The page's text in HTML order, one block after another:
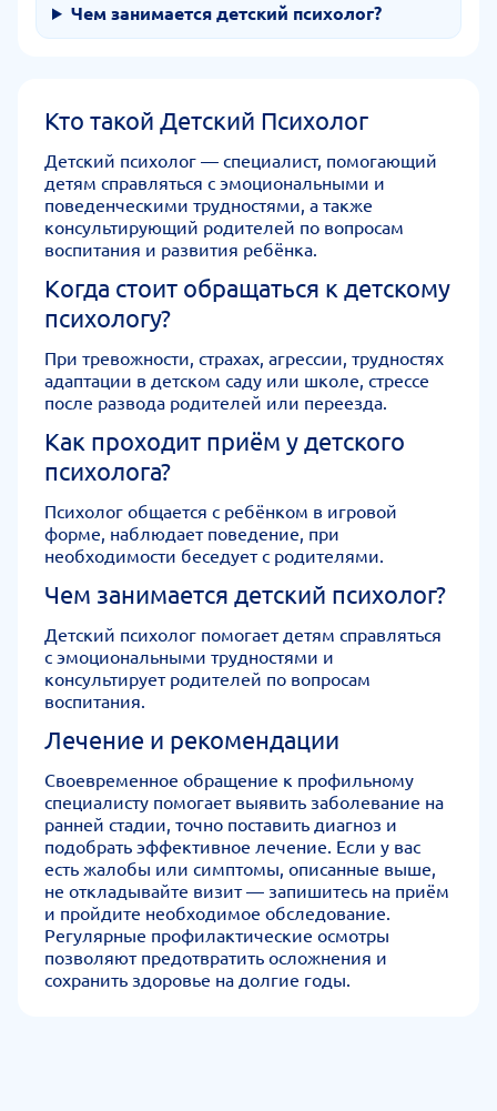
Чем занимается детский психолог?
Кто такой Детский Психолог
Детский психолог — специалист, помогающий
детям справляться с эмоциональными и
поведенческими трудностями, а также
консультирующий родителей по вопросам
воспитания и развития ребёнка.
Когда стоит обращаться к детскому
психологу?
При тревожности, страхах, агрессии, трудностях
адаптации в детском саду или школе, стрессе
после развода родителей или переезда.
Как проходит приём у детского
психолога?
Психолог общается с ребёнком в игровой
форме, наблюдает поведение, при
необходимости беседует с родителями.
Чем занимается детский психолог?
Детский психолог помогает детям справляться
с эмоциональными трудностями и
консультирует родителей по вопросам
воспитания.
Лечение и рекомендации
Своевременное обращение к профильному
специалисту помогает выявить заболевание на
ранней стадии, точно поставить диагноз и
подобрать эффективное лечение. Если у вас
есть жалобы или симптомы, описанные выше,
не откладывайте визит — запишитесь на приём
и пройдите необходимое обследование.
Регулярные профилактические осмотры
позволяют предотвратить осложнения и
сохранить здоровье на долгие годы.